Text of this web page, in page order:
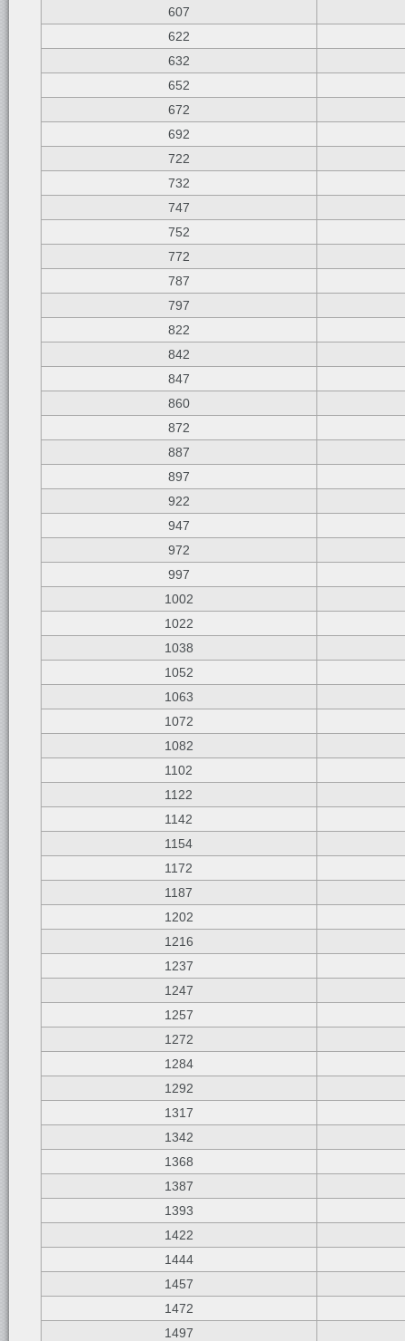
607
622
632
652
672
692
722
732
747
752
772
787
797
822
842
847
860
872
887
897
922
947
972
997
1002
1022
1038
1052
1063
1072
1082
1102
1122
1142
1154
1172
1187
1202
1216
1237
1247
1257
1272
1284
1292
1317
1342
1368
1387
1393
1422
1444
1457
1472
1497